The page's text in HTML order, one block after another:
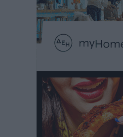
Μαστιχάρι – Αναποδογύρισε
5χρονο παιδί
Τοπικές Ειδήσεις
“Η Ευρώπη αντιμετώπιζε το
τρόμου” – Η συγκλονιστική
Γιασιράνη στον RV για τα
Σύμφωνο της Λέρου
Τοπικές Ειδήσεις πριν 9 ώρες
Συναυλία με τον Γιάννη